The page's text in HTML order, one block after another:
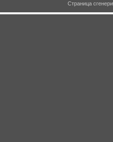
Страница